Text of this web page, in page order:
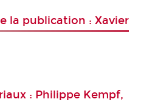
la publication : Xavier
: Philippe Kempf,